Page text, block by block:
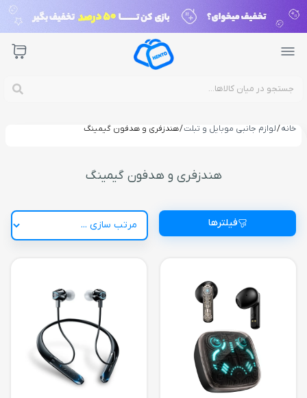
خانه/لوازم جانبی موبایل و تبلت/ هندزفری و هدفون گیمینگ
هندزفری و هدفون گیمینگ
فیلترها